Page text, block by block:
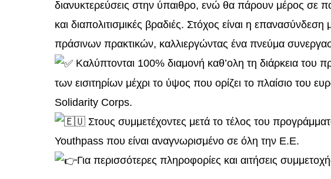
διανυκτερεύσεις στην ύπαιθρο, ενώ θα πάρουν μέρος σε
και διαπολιτισμικές βραδιές. Στόχος είναι η
πράσινων πρακτικών, καλλιεργώντας ένα πνεύμα
Καλύπτονται 100% διαμονή καθ’ολη τη διάρκεια του
των εισιτηρίων μέχρι το ύψος που ορίζει το πλαίσιο του
Solidarity Corps.
Στους συμμετέχοντες μετά το τέλος του
Youthpass που είναι αναγνωρισμένο σε όλη την Ε.Ε.
Για περισσότερες πληροφορίες και αιτήσεις